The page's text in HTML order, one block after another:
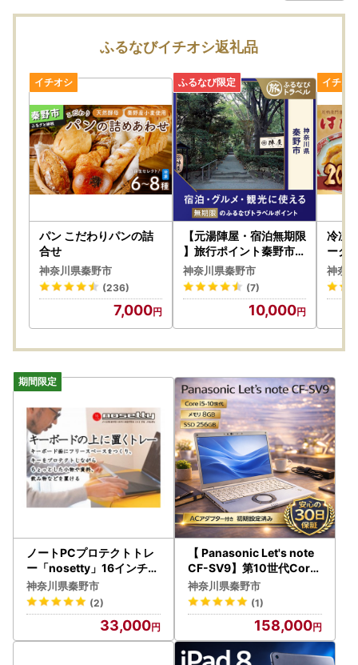
・寄附者様と配送先の受取人様が違う場合は、事前に寄附者
様から受取人様へご連絡をしていただきますようお願いいた
します。なお、配送時の送り主名称は、「秦野市役所ふるさ
と寄附金返礼品」と記載しておりますので、あらかじめご了
承ください。
ふるなびイチオシ返礼品
パン こだわりパンの詰
合せ
神奈川県秦野市
(236)
7,000
【元湯陣屋・宿泊無期限
】旅行ポイント秦野市ふ
るなびトラベルポイント
神奈川県秦野市
(7)
10,000
冷凍
ーク
！菖
20個
神奈
ノートPCプロテクトトレ
ー「nosetty」16インチ向
033-01
神奈川県秦野市
(2)
33,000
【 Panasonic Let's note
CF-SV9】第10世代Core i
5 / メモリ8GB / 256GB /
初期設定済み・すぐ使える
再生ノートPC～ | 158-0
神奈川県秦野市
(1)
158,000